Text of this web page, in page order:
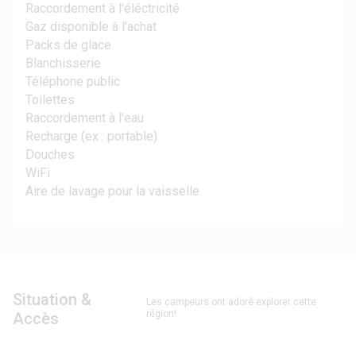
Raccordement à l'éléctricité
Gaz disponible à l'achat
Packs de glace
Blanchisserie
Téléphone public
Toilettes
Raccordement à l'eau
Recharge (ex : portable)
Douches
WiFi
Aire de lavage pour la vaisselle
Situation &
Accès
Les campeurs ont adoré explorer cette
région!